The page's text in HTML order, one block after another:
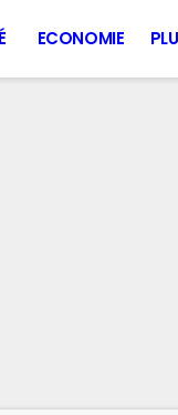
ECONOMIE